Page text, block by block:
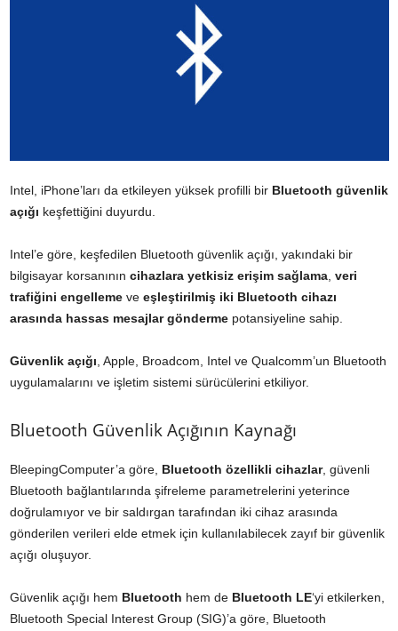
Intel, iPhone’ları da etkileyen yüksek profilli bir Bluetooth güvenlik
açığı keşfettiğini duyurdu.
Intel’e göre, keşfedilen Bluetooth güvenlik açığı, yakındaki bir
bilgisayar korsanının cihazlara yetkisiz erişim sağlama veri
trafiğini engelleme ve eşleştirilmiş iki Bluetooth cihazı
arasında hassas mesajlar gönderme potansiyeline sahip.
Güvenlik açığı , Apple, Broadcom, Intel ve Qualcomm’un Bluetooth
uygulamalarını ve işletim sistemi sürücülerini etkiliyor.
Bluetooth Güvenlik Açığının Kaynağı
BleepingComputer’a göre, Bluetooth özellikli cihazlar, güvenli
Bluetooth bağlantılarında şifreleme parametrelerini yeterince
doğrulamıyor ve bir saldırgan tarafından iki cihaz arasında
gönderilen verileri elde etmek için kullanılabilecek zayıf bir güvenlik
açığı oluşuyor.
Güvenlik açığı hem Bluetooth hem de Bluetooth LE‘yi etkilerken,
Bluetooth Special Interest Group (SIG)’a göre, Bluetooth